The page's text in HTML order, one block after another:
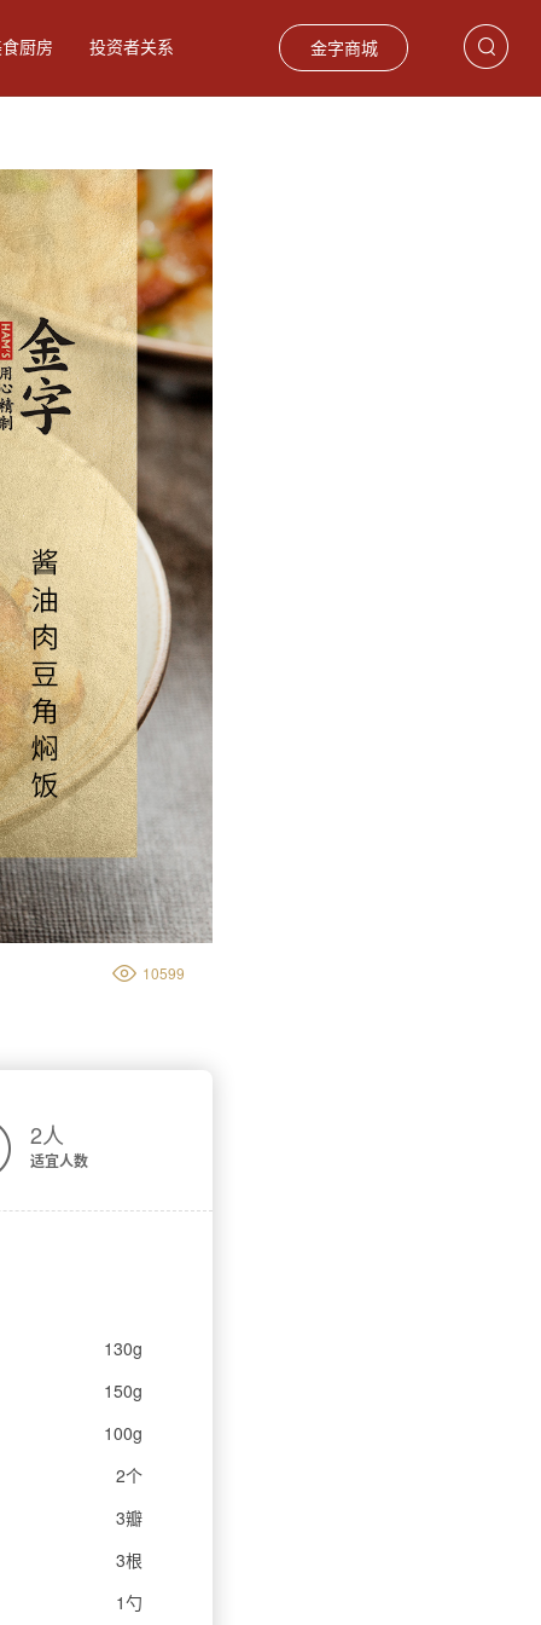
厨房 投资者关系 金字商城
材 巴玛火腿
留香火腿2.75kg
爆款
博览馆
10599
2人
适宜人数
130g
150g
100g
2个
3瓣
3根
1勺